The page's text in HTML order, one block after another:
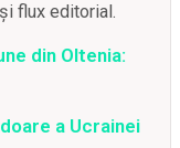
flux editorial.
din Oltenia:
a Ucrainei